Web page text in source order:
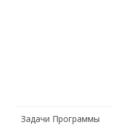
Задачи Программы